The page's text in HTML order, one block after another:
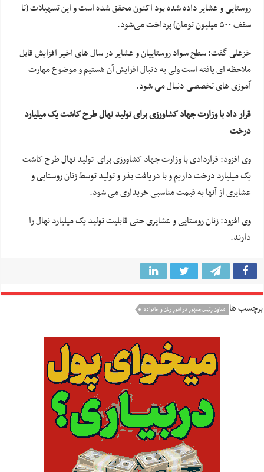
روستایی و عشایر داده شده بود اکنون محقق شده است و این تسهیلات (تا
سقف ۵۰۰ میلیون تومان) پرداخت می‌شود.
خزعلی گفت: سطح سواد روستاییان و عشایر در سال های اخیر افزایش قابل
ملاحظه ای یافته است ولی به دنبال افزایش آن هستیم و موضوع مهارت
آموزی های تخصصی دنبال می شود.
قرار داد با وزارت جهاد کشاورزی برای تولید نهال طرح کاشت یک میلیارد
درخت
وی افزود: قراردادی با وزارت جهاد کشاورزی برای تولید نهال طرح کاشت
یک میلیارد درخت داریم و با دریافت بذر و تولید توسط زنان روستایی و
عشایری از آنها به قیمت مناسبی خریداری می شود.
وی افزود: زنان روستایی و عشایری حتی قابلیت تولید یک میلیارد نهال را
دارند.
برچسب ها معاون رئیس‌جمهور در امور زنان و خانواده